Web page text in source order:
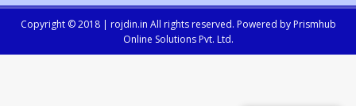
Copyright © 2018 | rojdin.in All rights reserved. Powered by Prismhub
Online Solutions Pvt. Ltd.